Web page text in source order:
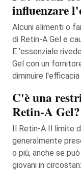
influenzare
Alcuni alimenti o
di Retin-A Gel e
E 'essenziale
Gel con un
diminuire
C'è una
Retin-A Gel?
Il Retin-A Il limite
generalmente
o più, anche se
giovani in